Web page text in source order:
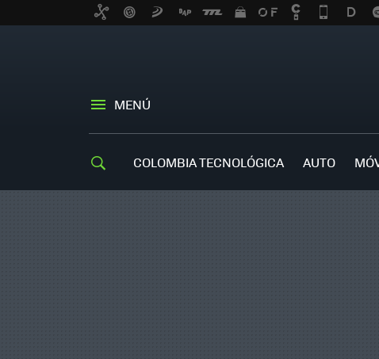
MENÚ
COLOMBIA TECNOLÓGICA AUTO